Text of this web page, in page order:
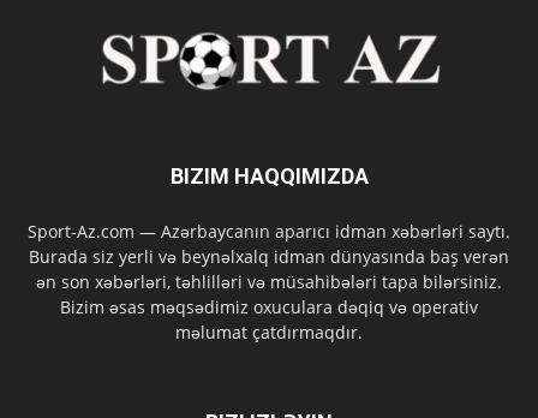
BIZIM HAQQIMIZDA
Sport-Az.com — Azərbaycanın aparıcı idman xəbərləri saytı.
Burada siz yerli və beynəlxalq idman dünyasında baş verən
ən son xəbərləri, təhlilləri və müsahibələri tapa bilərsiniz.
Bizim əsas məqsədimiz oxuculara dəqiq və operativ
məlumat çatdırmaqdır.